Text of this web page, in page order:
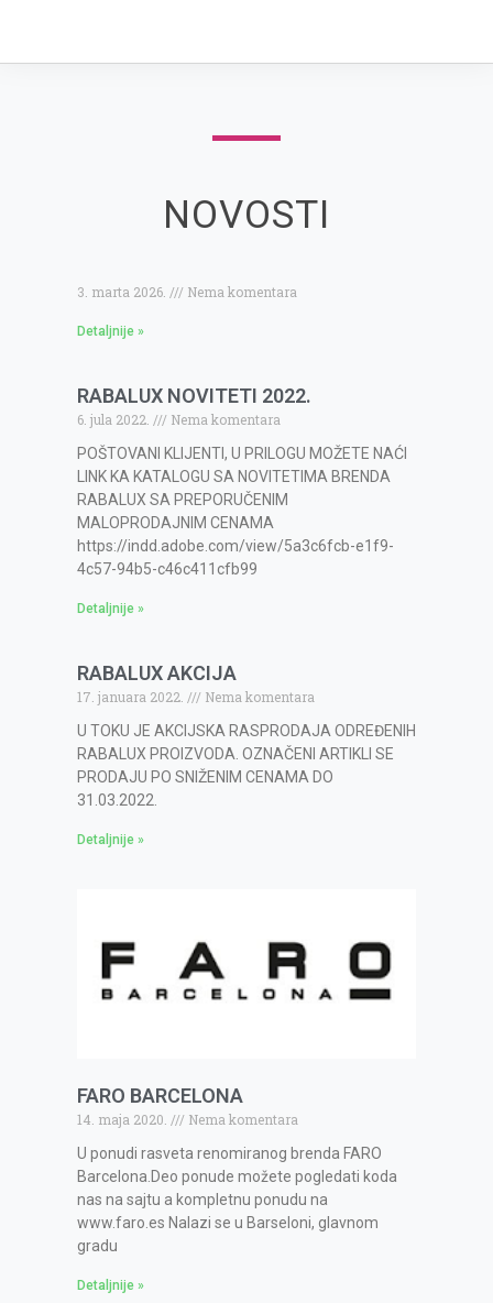
NOVOSTI
3. marta 2026. Nema komentara
Detaljnije »
RABALUX NOVITETI 2022.
6. jula 2022.
Nema komentara
POŠTOVANI KLIJENTI, U PRILOGU MOŽETE NAĆI
LINK KA KATALOGU SA NOVITETIMA BRENDA
RABALUX SA PREPORUČENIM
MALOPRODAJNIM CENAMA
https://indd.adobe.com/view/5a3c6fcb-e1f9-
4c57-94b5-c46c411cfb99
Detaljnije »
RABALUX AKCIJA
17. januara 2022.
Nema komentara
U TOKU JE AKCIJSKA RASPRODAJA ODREĐENIH
RABALUX PROIZVODA. OZNAČENI ARTIKLI SE
PRODAJU PO SNIŽENIM CENAMA DO
31.03.2022.
Detaljnije »
FARO BARCELONA
14. maja 2020.
Nema komentara
U ponudi rasveta renomiranog brenda FARO
Barcelona.Deo ponude možete pogledati koda
nas na sajtu a kompletnu ponudu na
www.faro.es Nalazi se u Barseloni, glavnom
gradu
Detaljnije »